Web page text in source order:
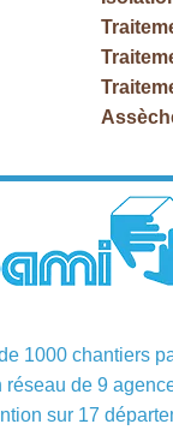
1000 chantiers
réseau de 9
sur 17